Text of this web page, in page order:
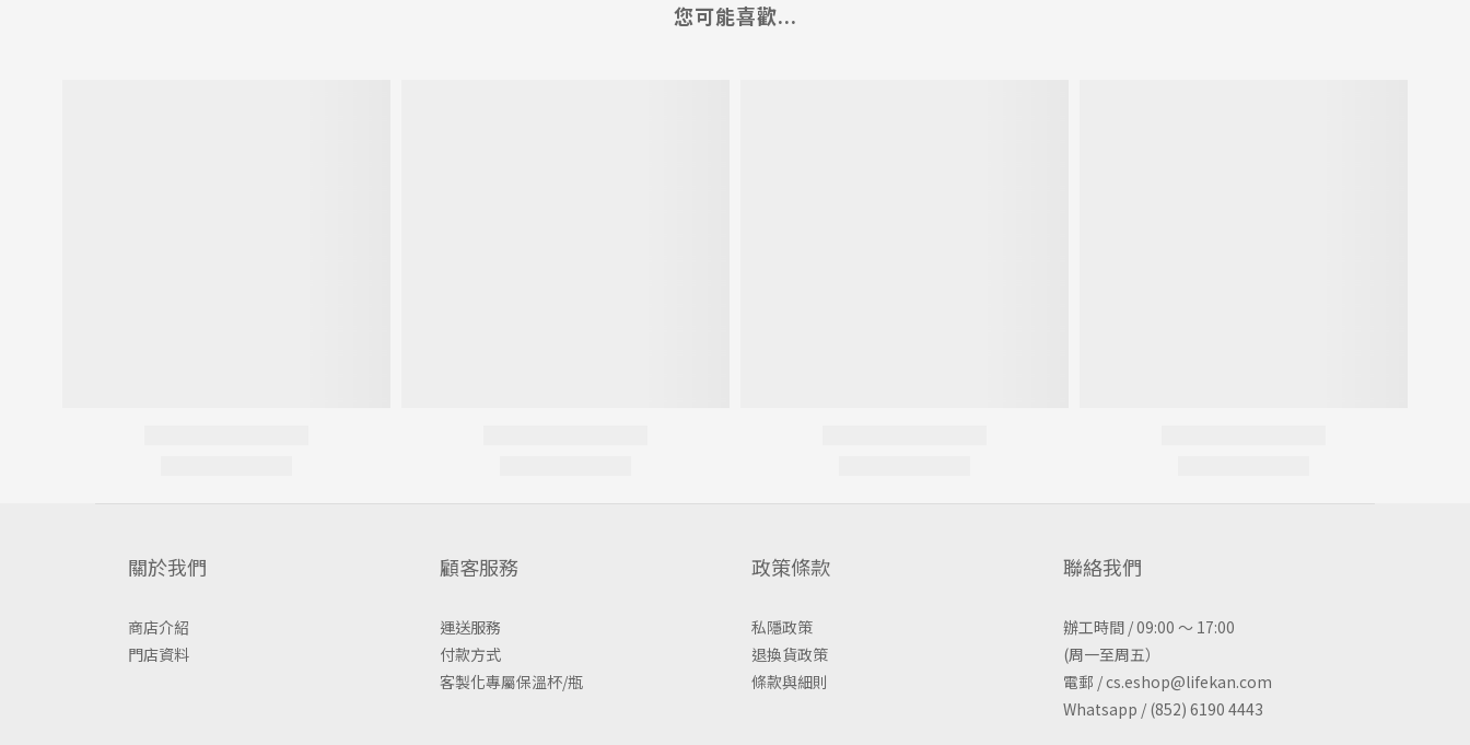
您可能喜歡...
關於我們
商店介紹
門店資料
顧客服務
運送服務
付款方式
客製化專屬保溫杯/瓶
政策條款
私隱政策
退換貨政策
條款與細則
聯絡我們
辦工時間 / 09:00 ～ 17:00
(周一至周五）
電郵 / cs.eshop@lifekan.com
Whatsapp / (852) 6190 4443